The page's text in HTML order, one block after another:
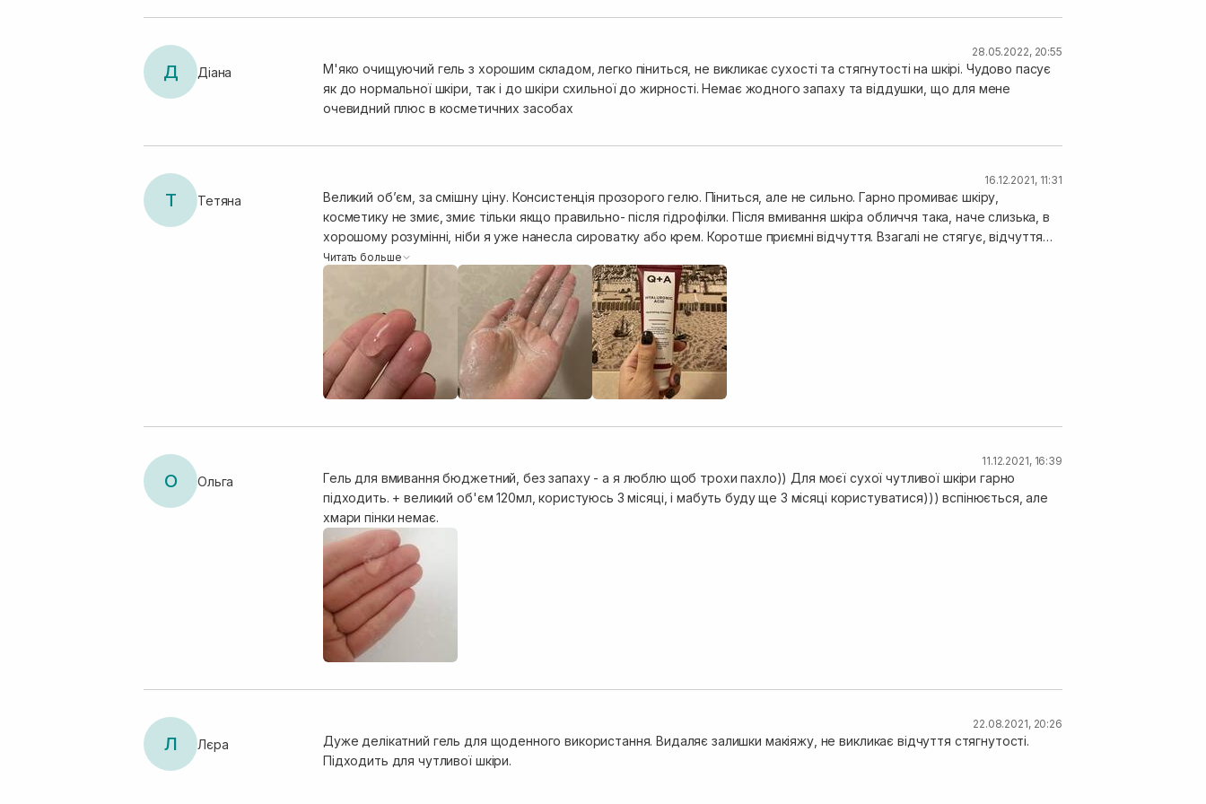
Д Діана
28.05.2022, 20:55
М'яко очищуючий гель з хорошим складом, легко піниться, не викликає сухості та стягнутості на шкірі. Чудово пасує
як до нормальної шкіри, так і до шкіри схильної до жирності. Немає жодного запаху та віддушки, що для мене
очевидний плюс в косметичних засобах
Т Тетяна
16.12.2021, 11:31
Великий об’єм, за смішну ціну. Консистенція прозорого гелю. Піниться, але не сильно. Гарно промиває шкіру,
косметику не змиє, змиє тільки якщо правильно- після гідрофілки. Після вмивання шкіра обличчя така, наче слизька, в
хорошому розумінні, ніби я уже нанесла сироватку або крем. Коротше приємні відчуття. Взагалі не стягує, відчуття
що шкіра наповнена але і очищена. Для мого комбінованого типу шкіри засіб підійшов ідеально.
Читать больше
О Ольга
11.12.2021, 16:39
Гель для вмивання бюджетний, без запаху - а я люблю щоб трохи пахло)) Для моєї сухої чутливої шкіри гарно
підходить. + великий об'єм 120мл, користуюсь 3 місяці, і мабуть буду ще 3 місяці користуватися))) вспінюється, але
хмари пінки немає.
Л Лєра
22.08.2021, 20:26
Дуже делікатний гель для щоденного використання. Видаляє залишки макіяжу, не викликає відчуття стягнутості.
Підходить для чутливої шкіри.